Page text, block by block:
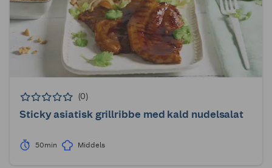
(0)
Sticky asiatisk grillribbe med kald nudelsalat
50min Middels